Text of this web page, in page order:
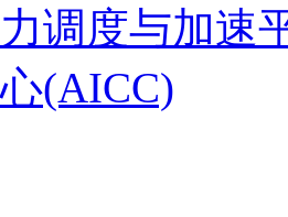
调度与加速
(AICC)